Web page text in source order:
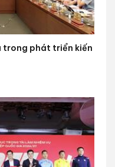
trong phát triển kiến